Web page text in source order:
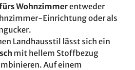
Wohnzimmerentweder
Einrichtung oder als
Landhausstil lässt sich ein
mit hellem Stoffbezug
Auf einem